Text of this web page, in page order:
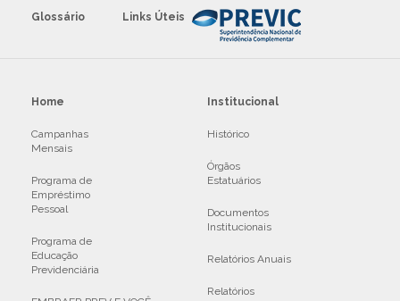
Glossário Links Úteis
Home
Campanhas
Mensais
Programa de
Empréstimo
Pessoal
Programa de
Educação
Previdenciária
Institucional
Histórico
Órgãos
Estatuários
Documentos
Institucionais
Relatórios Anuais
Relatórios